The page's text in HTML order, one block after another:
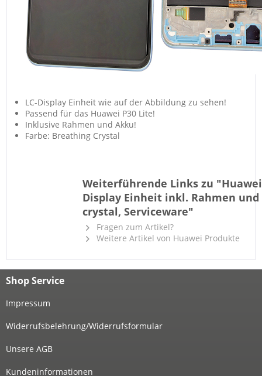
LC-Display Einheit wie auf der Abbildung zu sehen!
Passend für das Huawei P30 Lite!
Inklusive Rahmen und Akku!
Farbe: Breathing Crystal
Weiterführende Links zu "Huawei
Display Einheit inkl. Rahmen
crystal, Serviceware"
Fragen zum Artikel?
Weitere Artikel von Huawei Produkte
Shop Service
Impressum
Widerrufsbelehrung/Widerrufsformular
Unsere AGB
Kundeninformationen